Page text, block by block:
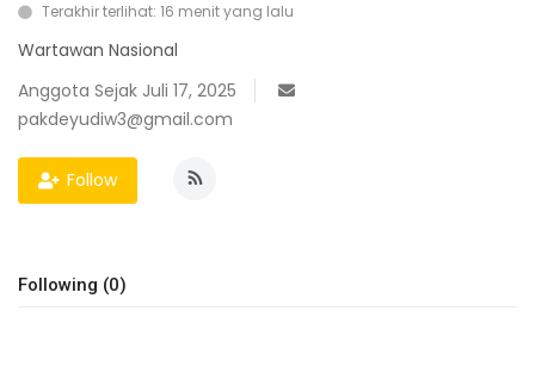
Banten
Solo Raya
Sumsel
Kalbar
Terakhir terlihat: 16 menit yang lalu
Wartawan Nasional
Anggota Sejak Juli 17, 2025
pakdeyudiw3@gmail.com
Follow
Following (0)